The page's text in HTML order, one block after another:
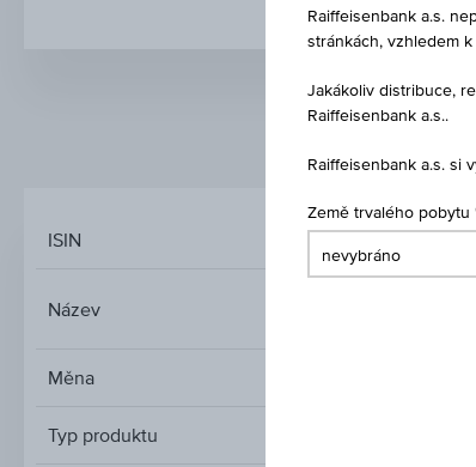
ISIN
Název
Měna
Typ produktu
Raiffeisenbank a.s.
stránkách, vzhledem
Jakákoliv distribuce,
Raiffeisenbank a.s..
Raiffeisenbank a.s. si
Země trvalého pobytu